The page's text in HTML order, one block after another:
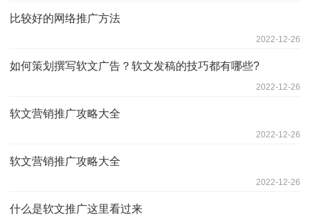
比较好的网络推广方法
2022-12-26
如何策划撰写软文广告？软文发稿的技巧都有哪些?
2022-12-26
软文营销推广攻略大全
2022-12-26
软文营销推广攻略大全
2022-12-26
什么是软文推广这里看过来